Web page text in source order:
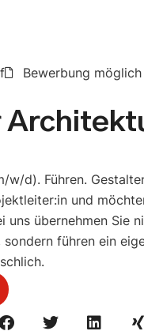
Bewerbung möglich
d). Führen.
und
uns übernehmen Sie
führen ein